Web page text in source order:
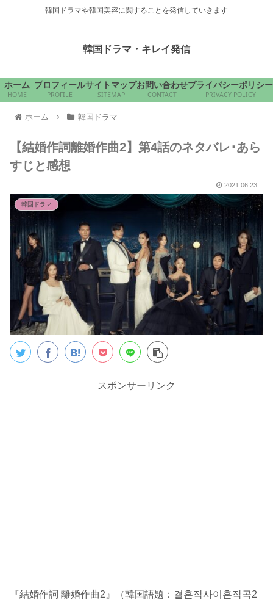
韓国ドラマや韓国美容に関することを発信していきます
韓国ドラマ・キレイ発信
ホーム
HOME
プロフィール
PROFILE
サイトマップ
SITEMAP
お問い合わせ
CONTACT
プライバシーポリシー
PRIVACY POLICY
ホーム 韓国ドラマ
【結婚作詞離婚作曲2】第4話のネタバレ･あら
すじと感想
2021.06.23
韓国ドラマ
スポンサーリンク
『結婚作詞 離婚作曲2』（韓国語題：결혼작사이혼작곡2